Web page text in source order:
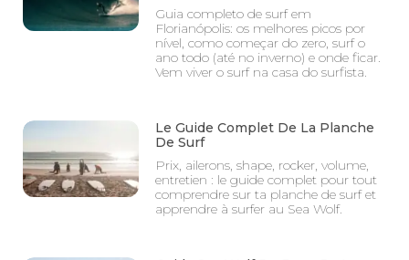
Guia completo de surf em
Florianópolis: os melhores picos por
nível, como começar do zero, surf o
ano todo (até no inverno) e onde ficar.
Vem viver o surf na casa do surfista.
Le Guide Complet De La Planche
De Surf
Prix, ailerons, shape, rocker, volume,
entretien : le guide complet pour tout
comprendre sur ta planche de surf et
apprendre à surfer au Sea Wolf.